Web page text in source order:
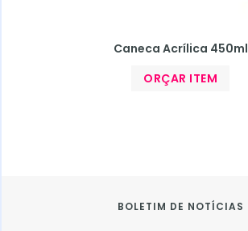
Caneca Acrílica 450ml
ORÇAR ITEM
BOLETIM DE NOTÍCIAS